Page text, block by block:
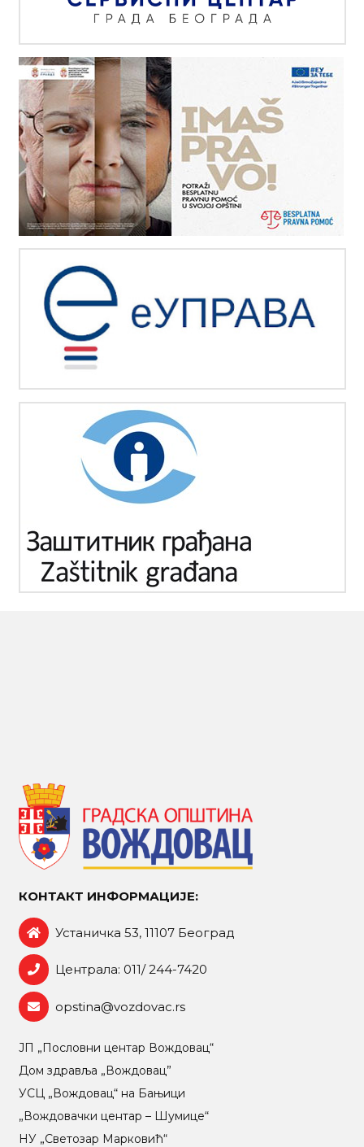
КОНТАКТ ИНФОРМАЦИЈЕ:
Устаничка 53, 11107 Београд
Централа: 011/ 244-7420
opstina@vozdovac.rs
ЈП „Пословни центар Вождовац“
Дом здравља „Вождовац”
УСЦ „Вождовац“ на Бањици
„Вождовачки центар – Шумице“
НУ „Светозар Марковић“